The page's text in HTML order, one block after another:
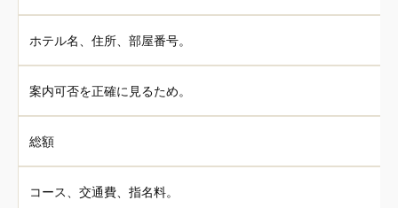
ホテル名、住所、部屋番号。
案内可否を正確に見るため。
総額
コース、交通費、指名料。